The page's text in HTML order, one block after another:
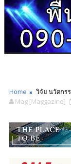
Home
วิจัย นวัตกร
Mag [Maggazine]